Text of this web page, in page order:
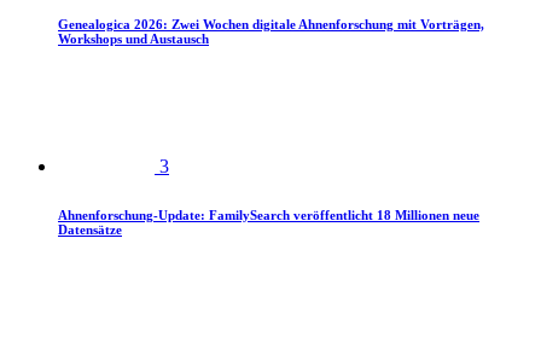
Genealogica 2026: Zwei Wochen digitale Ahnenforschung mit Vorträgen,
Workshops und Austausch
3
Ahnenforschung-Update: FamilySearch veröffentlicht 18 Millionen neue
Datensätze